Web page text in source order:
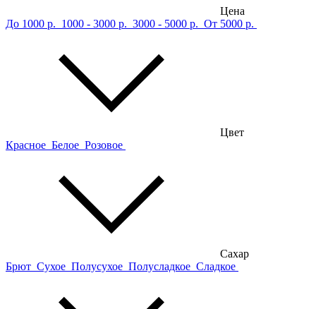
Цена
До 1000 р. 1000 - 3000 р. 3000 - 5000 р. От 5000 р.
Цвет
Красное Белое Розовое
Сахар
Брют Сухое Полусухое Полусладкое Сладкое